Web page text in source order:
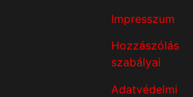
Impresszum
Hozzászólás
szabályai
Adatvédelmi